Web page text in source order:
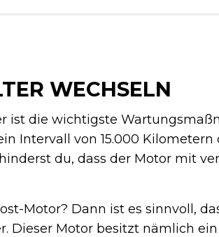
WECHSELN
ist die wichtigste
Intervall von 15.000 Kilometern
du, dass der Motor mit
Motor? Dann ist es sinnvoll,
Dieser Motor besitzt nämlich